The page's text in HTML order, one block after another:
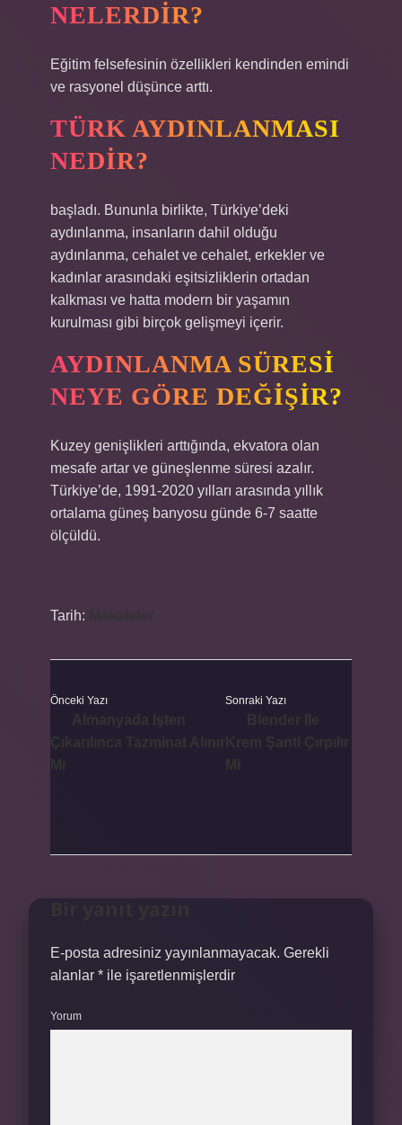
NELERDIR?
Eğitim felsefesinin özellikleri kendinden emindi
ve rasyonel düşünce arttı.
TÜRK AYDINLANMASI
NEDIR?
başladı. Bununla birlikte, Türkiye’deki
aydınlanma, insanların dahil olduğu
aydınlanma, cehalet ve cehalet, erkekler ve
kadınlar arasındaki eşitsizliklerin ortadan
kalkması ve hatta modern bir yaşamın
kurulması gibi birçok gelişmeyi içerir.
AYDINLANMA SÜRESI
NEYE GÖRE DEĞIŞIR?
Kuzey genişlikleri arttığında, ekvatora olan
mesafe artar ve güneşlenme süresi azalır.
Türkiye’de, 1991-2020 yılları arasında yıllık
ortalama güneş banyosu günde 6-7 saatte
ölçüldü.
Tarih:
Önceki Yazı Sonraki Yazı
E-posta adresiniz yayınlanmayacak. Gerekli
alanlar * ile işaretlenmişlerdir
Yorum